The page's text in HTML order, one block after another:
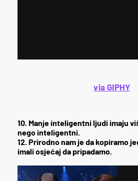
via GIPHY
10. Manje inteligentni ljudi imaju
nego inteligentni.
12. Prirodno nam je da kopiramo
imali osjećaj da pripadamo.